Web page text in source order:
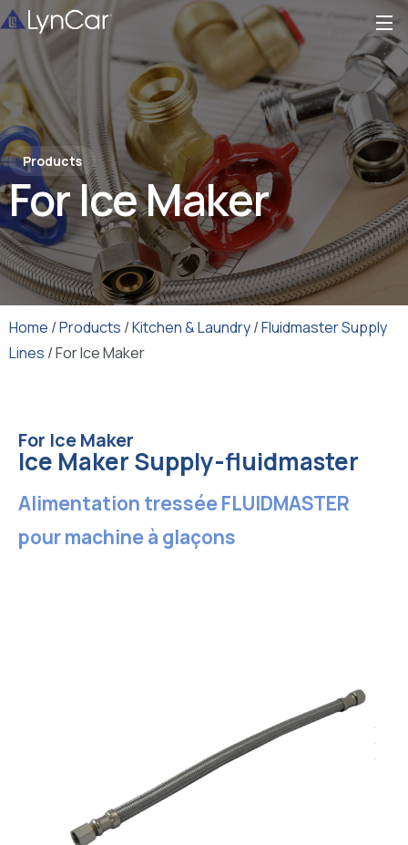
Products
For Ice Maker
Home /Products /Kitchen & Laundry/Fluidmaster Supply
Lines / For Ice Maker
For Ice Maker
Ice Maker Supply-fluidmaster
Alimentation tressée FLUIDMASTER
pour machine à glaçons